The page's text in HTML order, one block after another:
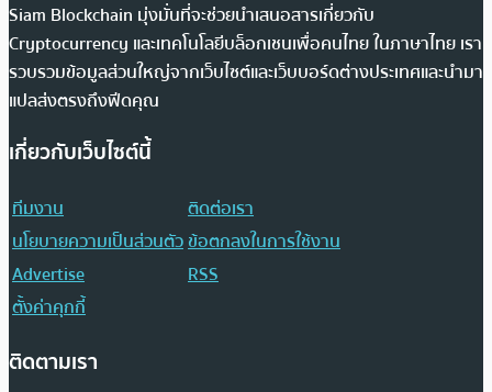
Siam Blockchain มุ่งมั่นที่จะช่วยนำเสนอสารเกี่ยวกับ
Cryptocurrency และเทคโนโลยีบล็อกเชนเพื่อคนไทย ในภาษาไทย เรา
รวบรวมข้อมูลส่วนใหญ่จากเว็บไซต์และเว็บบอร์ดต่างประเทศและนำมา
แปลส่งตรงถึงฟีดคุณ
เกี่ยวกับเว็บไซต์นี้
ทีมงาน
ติดต่อเรา
นโยบายความเป็นส่วนตัวข้อตกลงในการใช้งาน
Advertise
RSS
ตั้งค่าคุกกี้
ติดตามเรา